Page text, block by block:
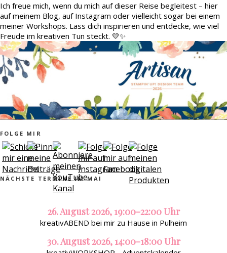
Ich freue mich, wenn du mich auf dieser Reise begleitest – hier
auf meinem Blog, auf Instagram oder vielleicht sogar bei einem
meiner Workshops. Lass dich inspirieren und entdecke, wie viel
Freude im kreativen Tun steckt. 💛✨
FOLGE MIR
NÄCHSTE TERMINE IM MAI
26. August 2026, 19:00-22:00 Uhr
kreativABEND bei mir zu Hause in Pulheim
30. August 2026, 14:00-18:00 Uhr